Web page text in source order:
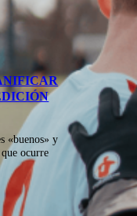
«buenos» y
ocurre